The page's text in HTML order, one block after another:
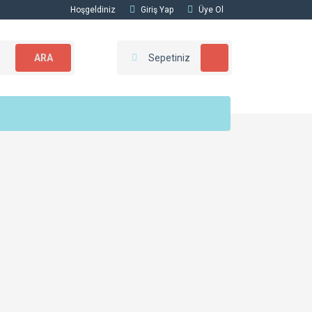
Hoşgeldiniz Giriş Yap Üye Ol
ARA Sepetiniz